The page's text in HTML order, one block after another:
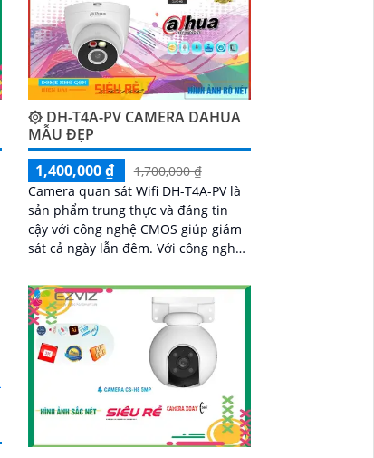
۞ DH-T4A-PV CAMERA DAHUA
MẪU ĐẸP
1,400,000 ₫
1,700,000 ₫
Camera quan sát Wifi DH-T4A-PV là
sản phẩm trung thực và đáng tin
cậy với công nghệ CMOS giúp giám
sát cả ngày lẫn đêm. Với công nghệ
nó rất phù hợp cho dự án dân dụng